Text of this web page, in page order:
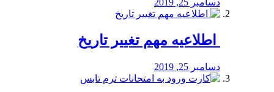
️ اطلاعیه مهم تغییر تاریخ
دسامبر 25, 2019